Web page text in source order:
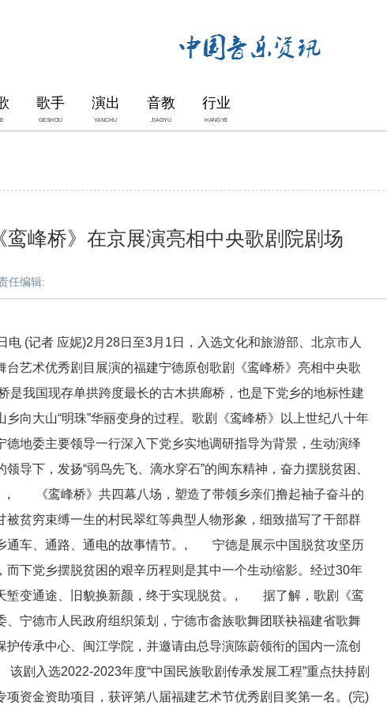
歌手
GESHOU
演出
YANCHU
音教
JIAOYU
行业
HANGYE
鸾峰桥》在京展演亮相中央歌剧院剧场
任编辑:
(记者 应妮)2月28日至3月1日，入选文化和旅游部、北京市人
台艺术优秀剧目展演的福建宁德原创歌剧《鸾峰桥》亮相中央歌
我国现存单拱跨度最长的古木拱廊桥，也是下党乡的地标性建
乡向大山“明珠”华丽变身的过程。歌剧《鸾峰桥》以上世纪八十年
德地委主要领导一行深入下党乡实地调研指导为背景，生动演绎
导下，发扬“弱鸟先飞、滴水穿石”的闽东精神，奋力摆脱贫困、
, 《鸾峰桥》共四幕八场，塑造了带领乡亲们撸起袖子奋斗的
被贫穷束缚一生的村民翠红等典型人物形象，细致描写了干部群
通车、通路、通电的故事情节。, 宁德是展示中国脱贫攻坚历
而下党乡摆脱贫困的艰辛历程则是其中一个生动缩影。经过30年
堑变通途、旧貌换新颜，终于实现脱贫。, 据了解，歌剧《鸾
、宁德市人民政府组织策划，宁德市畲族歌舞团联袂福建省歌舞
护传承中心、闽江学院，并邀请由总导演陈蔚领衔的国内一流创
入选2022-2023年度“中国民族歌剧传承发展工程”重点扶持剧
项资金资助项目，获评第八届福建艺术节优秀剧目奖第一名。(完)